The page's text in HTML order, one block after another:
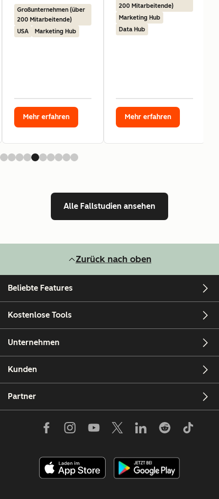
Großunternehmen (über
200 Mitarbeitende)
USA
Marketing Hub
Mehr erfahren
200 Mitarbeitende)
Marketing Hub
Data Hub
Mehr erfahren
Alle Fallstudien ansehen
Zurück nach oben
Beliebte Features
Kostenlose Tools
Unternehmen
Kunden
Partner